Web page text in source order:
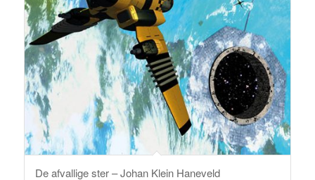
De afvallige ster – Johan Klein Haneveld